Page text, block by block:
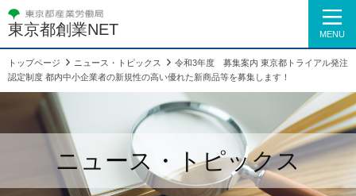
東京都創業NET MENU
トップページ ニュース・トピックス
令和3年度 募集案内 東京都トライアル発注
認定制度 都内中小企業者の新規性の高い優れた新商品等を募集します！
ニュース・トピックス